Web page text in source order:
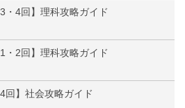
・4回】理科攻略ガイド
・2回】理科攻略ガイド
回】社会攻略ガイド